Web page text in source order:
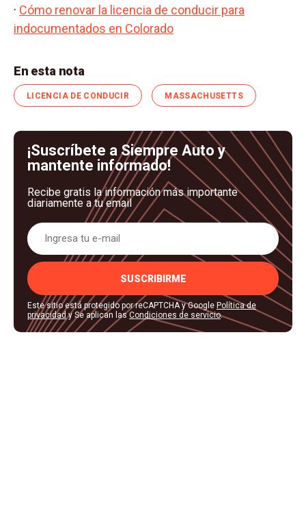
· Cómo renovar la licencia de conducir para
indocumentados en Colorado
En esta nota
LICENCIA DE CONDUCIR MASSACHUSETTS
¡Suscríbete a Siempre Auto y
mantente informado!
Recibe gratis la información más importante
diariamente a tu email
SUSCRIBIRME
Este sitio está protegido por reCAPTCHA y Google Política de
privacidady Se aplican lasCondiciones de servicio.